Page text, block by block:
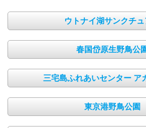
ウトナイ湖サンクチュ
春国岱原生野鳥公
三宅島ふれあいセンター ア
東京港野鳥公園